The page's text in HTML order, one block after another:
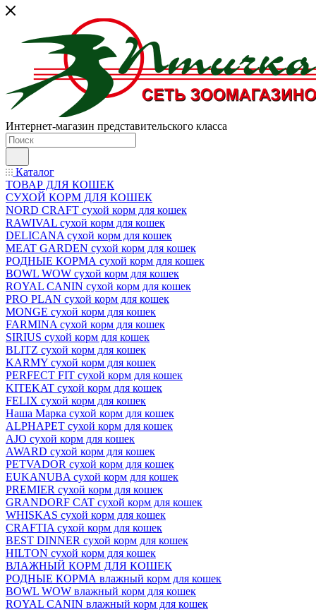
Интернет-магазин представительского класса
Каталог
ТОВАР ДЛЯ КОШЕК
СУХОЙ КОРМ ДЛЯ КОШЕК
NORD CRAFT сухой корм для кошек
RAWIVAL сухой корм для кошек
DELICANA сухой корм для кошек
MEAT GARDEN сухой корм для кошек
РОДНЫЕ КОРМА сухой корм для кошек
BOWL WOW сухой корм для кошек
ROYAL CANIN сухой корм для кошек
PRO PLAN сухой корм для кошек
MONGE сухой корм для кошек
FARMINA сухой корм для кошек
SIRIUS сухой корм для кошек
BLITZ сухой корм для кошек
KARMY сухой корм для кошек
PERFECT FIT сухой корм для кошек
KITEKAT сухой корм для кошек
FELIX сухой корм для кошек
Наша Марка сухой корм для кошек
ALPHAPET сухой корм для кошек
AJO сухой корм для кошек
AWARD сухой корм для кошек
PETVADOR сухой корм для кошек
EUKANUBA сухой корм для кошек
PREMIER сухой корм для кошек
GRANDORF CAT сухой корм для кошек
WHISKAS сухой корм для кошек
CRAFTIA сухой корм для кошек
BEST DINNER сухой корм для кошек
HILTON сухой корм для кошек
ВЛАЖНЫЙ КОРМ ДЛЯ КОШЕК
РОДНЫЕ КОРМА влажный корм для кошек
BOWL WOW влажный корм для кошек
ROYAL CANIN влажный корм для кошек